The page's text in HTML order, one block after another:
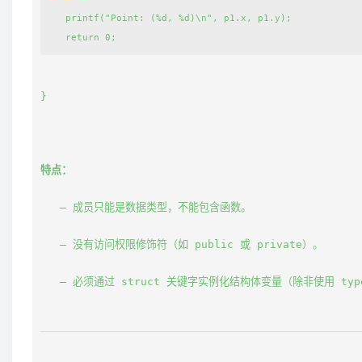
   printf("Point: (%d, %d)\n", p1.x, p1.y);
}
特点：
   – 成员只能是数据类型，不能包含函数。
   – 没有访问权限修饰符（如
public 或 private）。
   – 必须通过
struct 关键字实例化结构体变量（除非使用